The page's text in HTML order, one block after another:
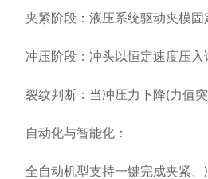
夹紧阶段：液压系统驱动夹模固
冲压阶段：冲头以恒定速度压入
裂纹判断：当冲压力下降(力值突
自动化与智能化：
全自动机型支持一键完成夹紧、